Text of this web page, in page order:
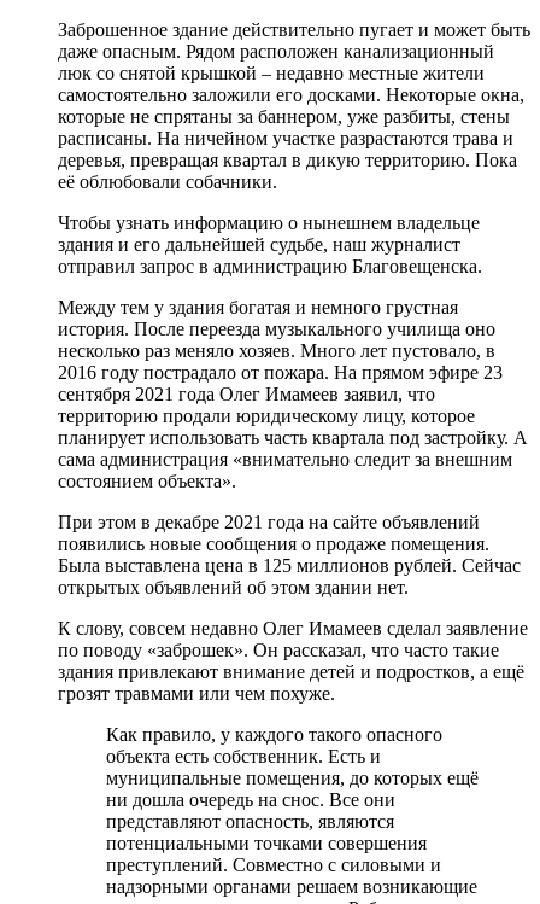
Заброшенное здание действительно пугает и может быть
даже опасным. Рядом расположен канализационный
люк со снятой крышкой – недавно местные жители
самостоятельно заложили его досками. Некоторые окна,
которые не спрятаны за баннером, уже разбиты, стены
расписаны. На ничейном участке разрастаются трава и
деревья, превращая квартал в дикую территорию. Пока
её облюбовали собачники.
Чтобы узнать информацию о нынешнем владельце
здания и его дальнейшей судьбе, наш журналист
отправил запрос в администрацию Благовещенска.
Между тем у здания богатая и немного грустная
история. После переезда музыкального училища оно
несколько раз меняло хозяев. Много лет пустовало, в
2016 году пострадало от пожара. На прямом эфире 23
сентября 2021 года Олег Имамеев заявил, что
территорию продали юридическому лицу, которое
планирует использовать часть квартала под застройку. А
сама администрация «внимательно следит за внешним
состоянием объекта».
При этом в декабре 2021 года на сайте объявлений
появились новые сообщения о продаже помещения.
Была выставлена цена в 125 миллионов рублей. Сейчас
открытых объявлений об этом здании нет.
К слову, совсем недавно Олег Имамеев сделал заявление
по поводу «заброшек». Он рассказал, что часто такие
здания привлекают внимание детей и подростков, а ещё
грозят травмами или чем похуже.
Как правило, у каждого такого опасного
объекта есть собственник. Есть и
муниципальные помещения, до которых ещё
ни дошла очередь на снос. Все они
представляют опасность, являются
потенциальными точками совершения
преступлений. Совместно с силовыми и
надзорными органами решаем возникающие